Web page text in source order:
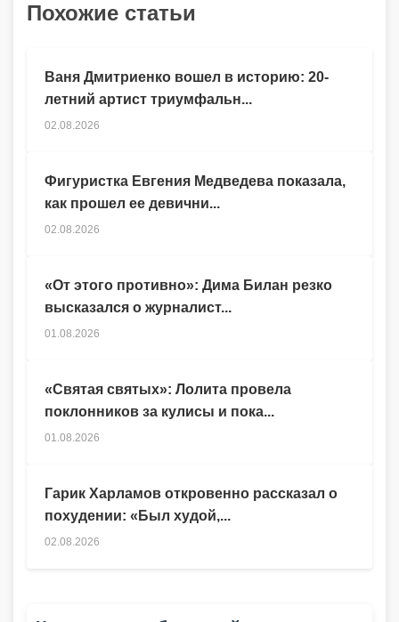
Похожие статьи
Гарик Харламов откровенно рассказал о
похудении: «Был худой,...
02.08.2026
Ваня Дмитриенко вошел в историю: 20-
летний артист триумфальн...
02.08.2026
Фигуристка Евгения Медведева показала,
как прошел ее девични...
02.08.2026
«От этого противно»: Дима Билан резко
высказался о журналист...
01.08.2026
«Святая святых»: Лолита провела
поклонников за кулисы и пока...
01.08.2026